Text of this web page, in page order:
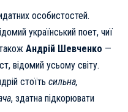
особистостей.
український поет, чиї
Андрій Шевченко —
відомий усьому світу.
стоїть сильна,
, здатна підкорювати